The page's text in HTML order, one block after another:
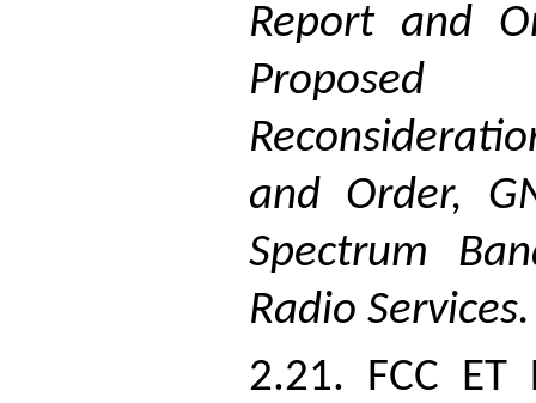
Report and
Proposed
and Order,
Spectrum
Radio Services.
2.21. FCC